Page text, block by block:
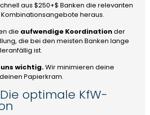
aus $250+$ Banken die relevanten
heraus.
die aufwendige Koordinationder
die bei den meisten Banken lange
ist.
wichtig.Wir minimieren deine
Papierkram.
Die optimale KfW-